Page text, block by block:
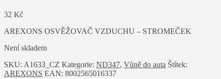
32 Kč
AREXONS OSVĚŽOVAČ VZDUCHU – STROMEČEK
Není skladem
SKU: A1633_CZ Kategorie: ND347, Vůně do auta Štítek:
AREXONS EAN: 8002565016337